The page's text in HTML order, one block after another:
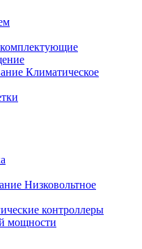
Климатическое
Низковольтное
контроллеры
мощности